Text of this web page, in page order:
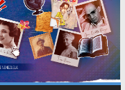
Bor